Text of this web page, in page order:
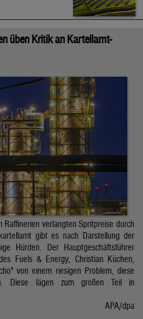
üben Kritik an Kartellamt-
Raffinerien verlangten Spritpreise durch
gibt es nach Darstellung der
Hürden. Der Hauptgeschäftsführer
Fuels & Energy, Christian Küchen,
von einem riesigen Problem, diese
Diese lägen zum großen Teil in
APA/dpa